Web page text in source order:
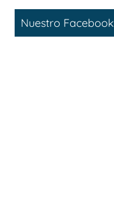
Nuestro Facebook